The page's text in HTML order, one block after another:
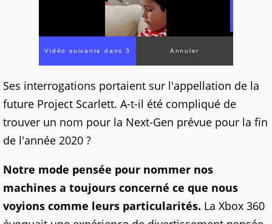
00:00 01:00
Ses interrogations portaient sur l'appellation de la
future Project Scarlett. A-t-il été compliqué de
trouver un nom pour la Next-Gen prévue pour la fin
de l'année 2020 ?
Notre mode pensée pour nommer nos
machines a toujours concerné ce que nous
voyions comme leurs particularités. La Xbox 360